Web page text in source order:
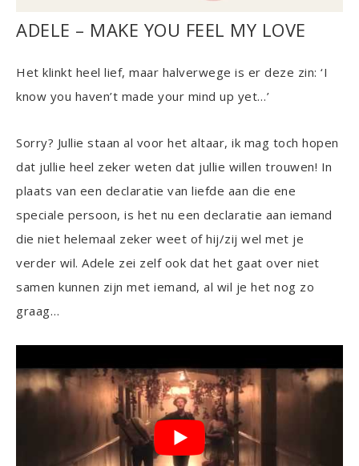
ADELE – MAKE YOU FEEL MY LOVE
Het klinkt heel lief, maar halverwege is er deze zin: ‘I
know you haven’t made your mind up yet…’
Sorry? Jullie staan al voor het altaar, ik mag toch hopen
dat jullie heel zeker weten dat jullie willen trouwen! In
plaats van een declaratie van liefde aan die ene
speciale persoon, is het nu een declaratie aan iemand
die niet helemaal zeker weet of hij/zij wel met je
verder wil. Adele zei zelf ook dat het gaat over niet
samen kunnen zijn met iemand, al wil je het nog zo
graag…